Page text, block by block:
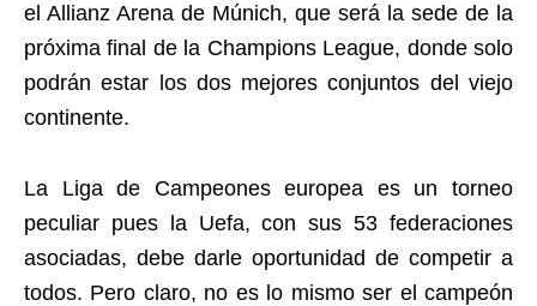
el Allianz Arena de Múnich, que será la sede de la
próxima final de la Champions League, donde solo
podrán estar los dos mejores conjuntos del viejo
continente.
La Liga de Campeones europea es un torneo
peculiar pues la Uefa, con sus 53 federaciones
asociadas, debe darle oportunidad de competir a
todos. Pero claro, no es lo mismo ser el campeón